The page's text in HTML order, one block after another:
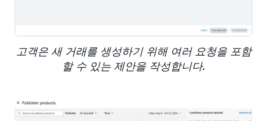
고객은 새 거래를 생성하기 위해 여러 요청을 포함
할 수 있는 제안을 작성합니다.